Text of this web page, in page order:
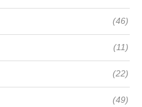
(46)
(11)
(22)
(49)